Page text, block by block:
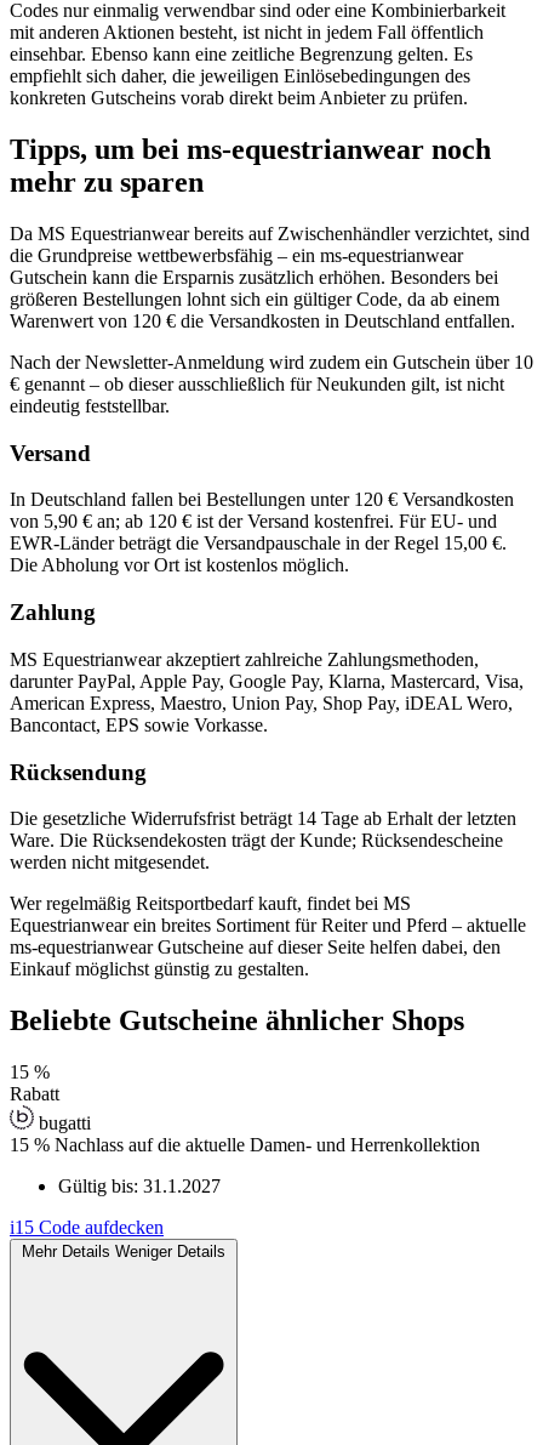
Codes nur einmalig verwendbar sind oder eine Kombinierbarkeit
mit anderen Aktionen besteht, ist nicht in jedem Fall öffentlich
einsehbar. Ebenso kann eine zeitliche Begrenzung gelten. Es
empfiehlt sich daher, die jeweiligen Einlösebedingungen des
konkreten Gutscheins vorab direkt beim Anbieter zu prüfen.
Tipps, um bei ms-equestrianwear noch
mehr zu sparen
Da MS Equestrianwear bereits auf Zwischenhändler verzichtet, sind
die Grundpreise wettbewerbsfähig – ein ms-equestrianwear
Gutschein kann die Ersparnis zusätzlich erhöhen. Besonders bei
größeren Bestellungen lohnt sich ein gültiger Code, da ab einem
Warenwert von 120 € die Versandkosten in Deutschland entfallen.
Nach der Newsletter-Anmeldung wird zudem ein Gutschein über 10
€ genannt – ob dieser ausschließlich für Neukunden gilt, ist nicht
eindeutig feststellbar.
Versand
In Deutschland fallen bei Bestellungen unter 120 € Versandkosten
von 5,90 € an; ab 120 € ist der Versand kostenfrei. Für EU- und
EWR-Länder beträgt die Versandpauschale in der Regel 15,00 €.
Die Abholung vor Ort ist kostenlos möglich.
Zahlung
MS Equestrianwear akzeptiert zahlreiche Zahlungsmethoden,
darunter PayPal, Apple Pay, Google Pay, Klarna, Mastercard, Visa,
American Express, Maestro, Union Pay, Shop Pay, iDEAL Wero,
Bancontact, EPS sowie Vorkasse.
Rücksendung
Die gesetzliche Widerrufsfrist beträgt 14 Tage ab Erhalt der letzten
Ware. Die Rücksendekosten trägt der Kunde; Rücksendescheine
werden nicht mitgesendet.
Wer regelmäßig Reitsportbedarf kauft, findet bei MS
Equestrianwear ein breites Sortiment für Reiter und Pferd – aktuelle
ms-equestrianwear Gutscheine auf dieser Seite helfen dabei, den
Einkauf möglichst günstig zu gestalten.
Beliebte Gutscheine ähnlicher Shops
15 %
Rabatt
bugatti
15 % Nachlass auf die aktuelle Damen- und Herrenkollektion
Gültig bis: 31.1.2027
i15 Code aufdecken
Mehr Details Weniger Details